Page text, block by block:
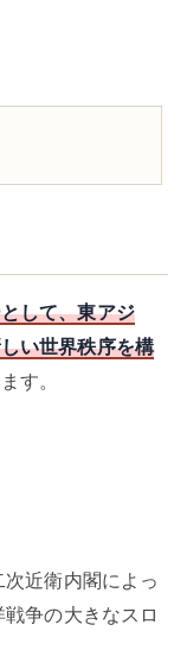
して、東アジ
い世界秩序を構
す。
近衛内閣によっ
争の大きなスロ